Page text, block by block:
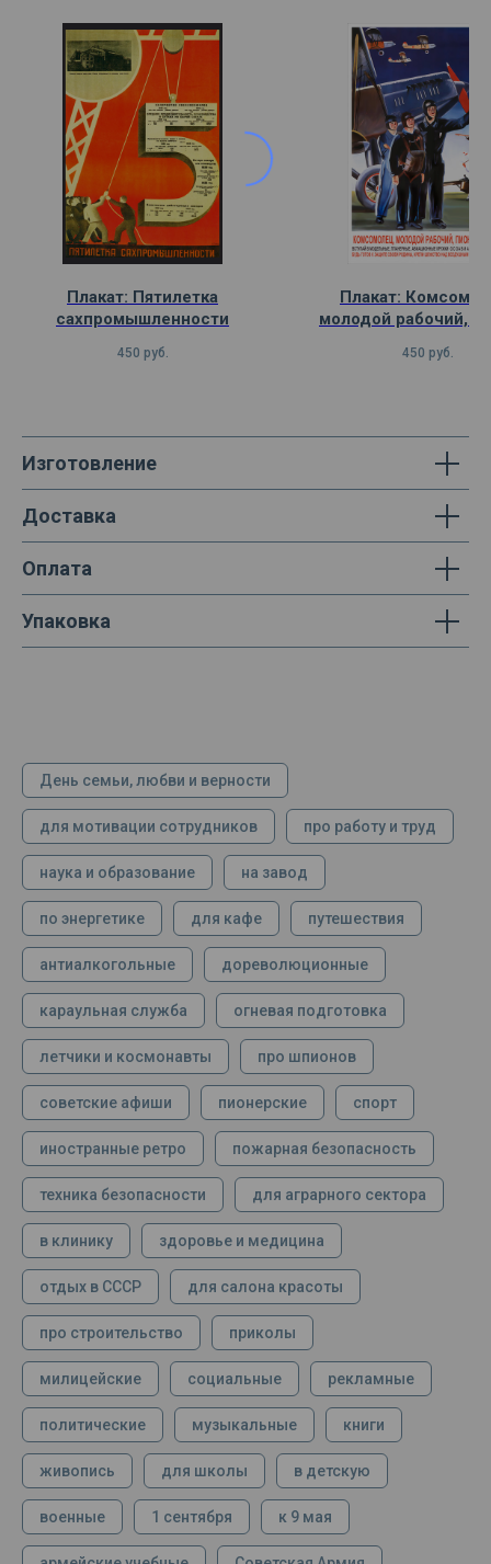
Плакат: Пятилетка
сахпромышленности
450 руб.
Плакат:
молодой рабочий,
450 руб.
Изготовление
Доставка
Оплата
Упаковка
День семьи, любви и верности
для мотивации сотрудников про работу и труд
наука и образование на завод
по энергетике для кафе путешествия
антиалкогольные дореволюционные
караульная служба огневая подготовка
летчики и космонавты про шпионов
советские афиши пионерские спорт
иностранные ретро пожарная безопасность
техника безопасности для аграрного сектора
в клинику здоровье и медицина
отдых в СССР для салона красоты
про строительство приколы
милицейские социальные рекламные
политические музыкальные книги
живопись для школы в детскую
военные 1 сентября к 9 мая